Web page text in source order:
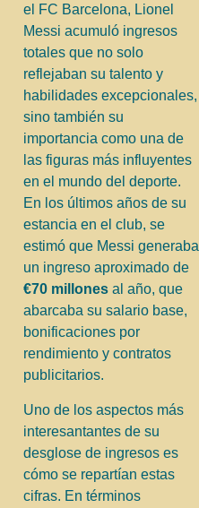
el FC Barcelona, Lionel
Messi acumuló ingresos
totales que no solo
reflejaban su talento y
habilidades excepcionales,
sino también su
importancia como una de
las figuras más influyentes
en el mundo del deporte.
En los últimos años de su
estancia en el club, se
estimó que Messi generaba
un ingreso aproximado de
€70 millones al año, que
abarcaba su salario base,
bonificaciones por
rendimiento y contratos
publicitarios.
Uno de los aspectos más
interesantantes de su
desglose de ingresos es
cómo se repartían estas
cifras. En términos